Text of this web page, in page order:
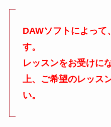
DAWソフトによって
す。
レッスンをお受けに
上、ご希望のレッス
い。